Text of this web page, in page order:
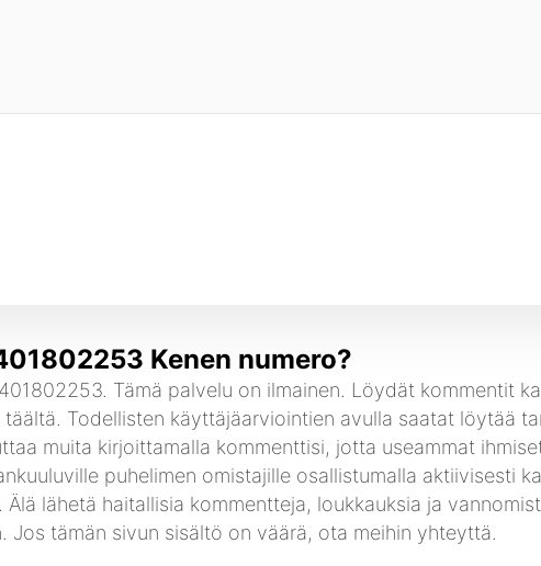
Kenen numero?
Tämä palvelu on ilmainen. Löydät kommentit
Todellisten käyttäjäarviointien avulla saatat löytää
muita kirjoittamalla kommenttisi, jotta useammat
puhelimen omistajille osallistumalla aktiivisesti
lähetä haitallisia kommentteja, loukkauksia ja
Jos tämän sivun sisältö on väärä, ota meihin yhteyttä.